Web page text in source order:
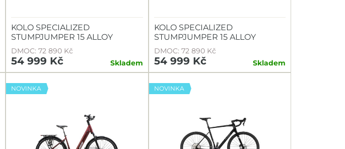
KOLO SPECIALIZED
STUMPJUMPER 15 ALLOY
DMOC: 72 890 Kč
54 999 Kč Skladem
KOLO SPECIALIZED
STUMPJUMPER 15 ALLOY
DMOC: 72 890 Kč
54 999 Kč Skladem
NOVINKA NOVINKA